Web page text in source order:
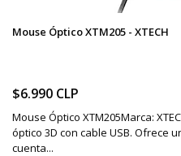
Mouse Óptico XTM205 - XTECH
$6.990 CLP
Mouse Óptico XTM205Marca:
óptico 3D con cable USB. Ofrece
cuenta...